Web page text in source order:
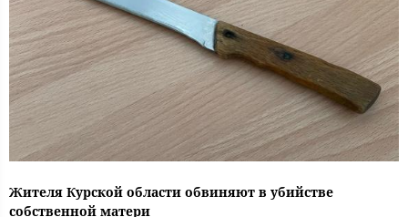
Жителя Курской области обвиняют в убийстве
собственной матери